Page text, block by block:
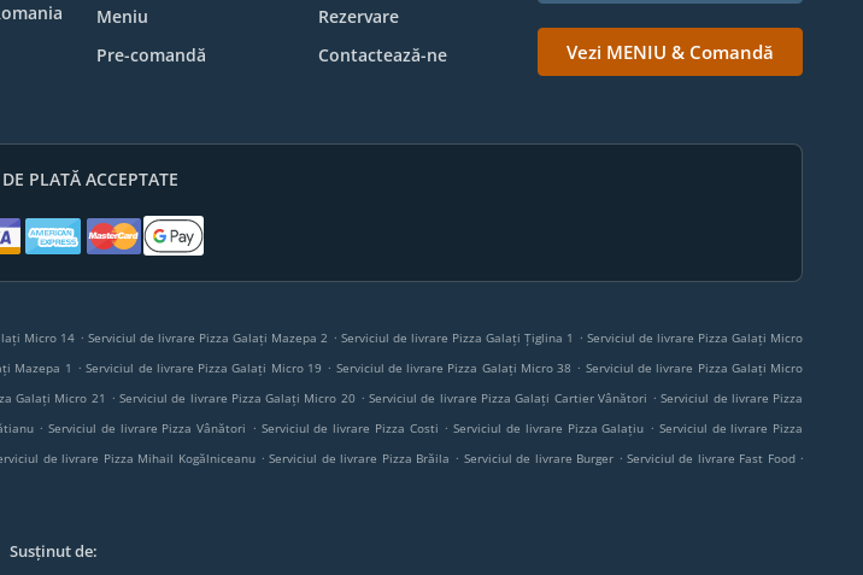
Meniu
Rezervare
Pre-comandă
Contactează-ne Vezi MENIU & Comandă
PLATĂ ACCEPTATE
Micro 14 . Serviciul de livrare Pizza Galați Mazepa 2 . Serviciul de livrare Pizza Galați Țiglina 1 . Serviciul de livrare Pizza Galați Micro
Mazepa 1 . Serviciul de livrare Pizza Galați Micro 19 . Serviciul de livrare Pizza Galați Micro 38 . Serviciul de livrare Pizza Galați Micro
Galați Micro 21 . Serviciul de livrare Pizza Galați Micro 20 . Serviciul de livrare Pizza Galați Cartier Vânători . Serviciul de livrare Pizza
. Serviciul de livrare Pizza Vânători . Serviciul de livrare Pizza Costi . Serviciul de livrare Pizza Galațiu . Serviciul de livrare Pizza
de livrare Pizza Mihail Kogălniceanu . Serviciul de livrare Pizza Brăila . Serviciul de livrare Burger . Serviciul de livrare Fast Food .
Susținut de: